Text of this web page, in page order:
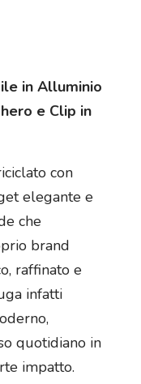
in Alluminio
e Clip in
con
elegante e
che
brand
raffinato e
infatti
quotidiano in
impatto.